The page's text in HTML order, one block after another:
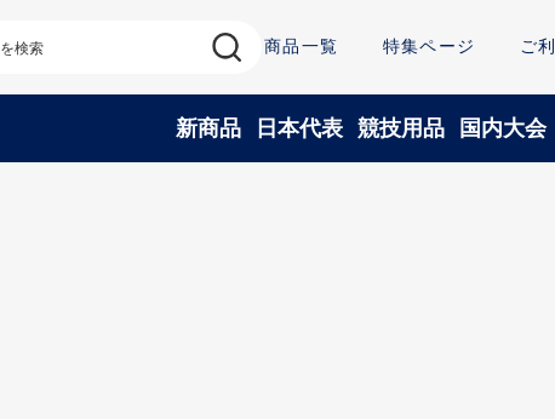
商品一覧 特集ページ ご
新商品 日本代表 競技用品 国内大会